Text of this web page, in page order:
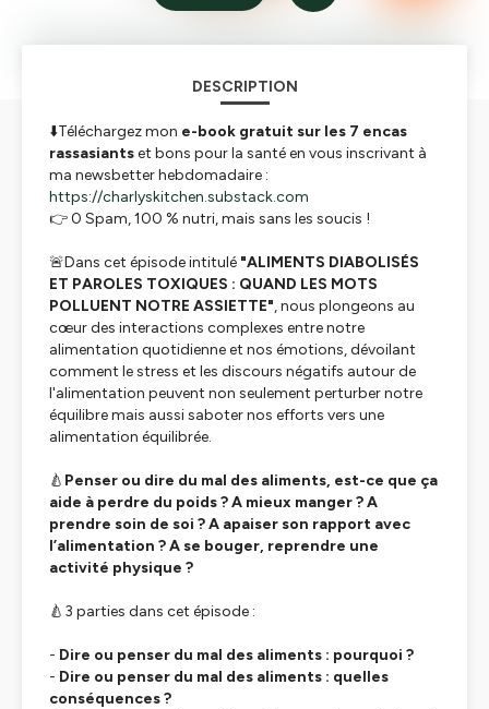
DESCRIPTION
⬇️Téléchargez mon e-book gratuit sur les 7 encas
rassasiantset bons pour la santé en vous inscrivant à
ma newsbetter hebdomadaire :
https://charlyskitchen.substack.com
👉 0 Spam, 100 % nutri, mais sans les soucis !
🚨Dans cet épisode intitulé "ALIMENTS DIABOLISÉS
ET PAROLES TOXIQUES : QUAND LES MOTS
POLLUENT NOTRE ASSIETTE", nous plongeons au
cœur des interactions complexes entre notre
alimentation quotidienne et nos émotions, dévoilant
comment le stress et les discours négatifs autour de
l'alimentation peuvent non seulement perturber notre
équilibre mais aussi saboter nos efforts vers une
alimentation équilibrée.
🍐 Penser ou dire du mal des aliments, est-ce que ça
aide à perdre du poids ? A mieux manger ? A
prendre soin de soi ? A apaiser son rapport avec
l’alimentation ? A se bouger, reprendre une
activité physique ?
🍐3 parties dans cet épisode :
- Dire ou penser du mal des aliments : pourquoi ?
- Dire ou penser du mal des aliments : quelles
conséquences ?